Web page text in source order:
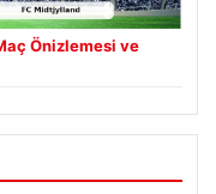
Önizlemesi ve